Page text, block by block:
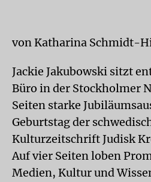
von Katharina Schmidt-
Jackie Jakubowski sitzt
Büro in der Stockholmer
Seiten starke
Geburtstag der
Kulturzeitschrift Judisk
Auf vier Seiten loben
Medien, Kultur und